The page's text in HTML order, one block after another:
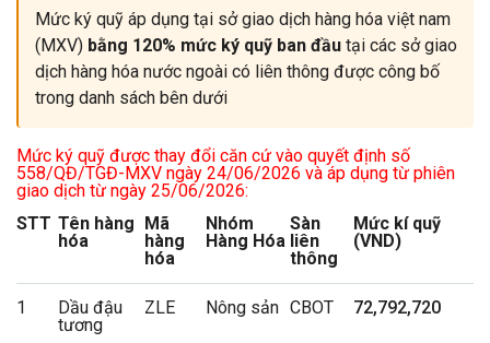
Mức ký quỹ áp dụng tại sở giao dịch hàng hóa việt nam
(MXV) bằng 120% mức ký quỹ ban đầu tại các sở giao
dịch hàng hóa nước ngoài có liên thông được công bố
trong danh sách bên dưới
Mức ký quỹ được thay đổi căn cứ vào quyết định số
558/QĐ/TGĐ-MXV ngày 24/06/2026 và áp dụng từ phiên
giao dịch từ ngày 25/06/2026:
STT Tên hàng
hóa
Mã
hàng
hóa
Nhóm
Hàng Hóa
Sàn
liên
thông
Mức kí quỹ
(VND)
1
Dầu đậu
tương
ZLE Nông sản CBOT 72,792,720